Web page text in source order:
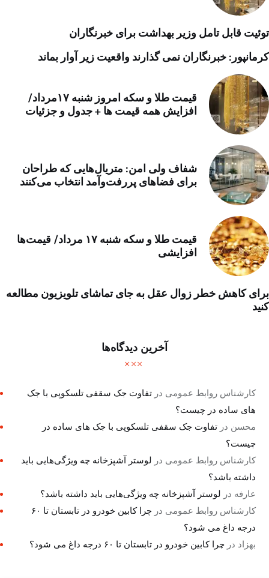
توئیت قابل تامل وزیر بهداشت برای خبرنگاران
کرمانپور: خبرنگاران نمی گذارند واقعیت زیر آوار بماند
قیمت طلا و سکه امروز شنبه ۱۷مرداد/
افزایش همه قیمت ها + جدول و جزئیات
شفاف ولی امن: متریال‌هایی که طراحان
برای فضاهای پررفت‌وآمد انتخاب می‌کنند
قیمت طلا و سکه شنبه ۱۷ مرداد/ قیمت‌ها
افزایشی
برای کاهش خطر زوال عقل به جای تماشای تلویزیون مطالعه
کنید
آخرین دیدگاه‌ها
کارشناس روابط عمومی درتفاوت جک سقفی تلسکوپی با جک
های ساده در چیست؟
محسن درتفاوت جک سقفی تلسکوپی با جک های ساده در
چیست؟
کارشناس روابط عمومی در لوستر آشپزخانه چه ویژگی‌هایی باید
داشته باشد؟
عارفه در لوستر آشپزخانه چه ویژگی‌هایی باید داشته باشد؟
کارشناس روابط عمومی در
چرا کابین خودرو در تابستان تا ۶۰
درجه داغ می شود؟
بهزاد درچرا کابین خودرو در تابستان تا ۶۰ درجه داغ می شود؟